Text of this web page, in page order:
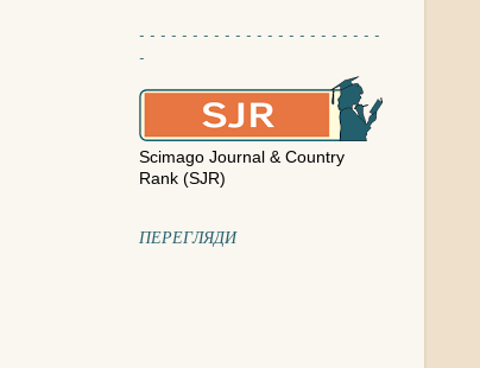
- - - - - - - - - - - - - - - - - - - - - - -
-
Scimago Journal & Country
Rank (SJR)
ПЕРЕГЛЯДИ